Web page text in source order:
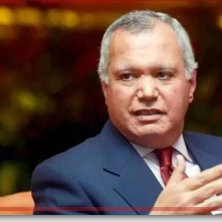
إلهام شرشر تكتب: دي مبقتش كورة..
دي سياسة
الكاتبة إلهام شرشر تهنئ الرئيس
السيسي بعيد ميلاده وتُشيد بجهوده
في بناء الدولة